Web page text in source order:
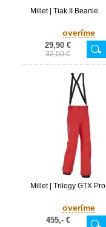
Millet | Tiak II Beanie
overíme
29,90 €
32,50 €
Millet | Trilogy GTX Pro
overíme
455,- €